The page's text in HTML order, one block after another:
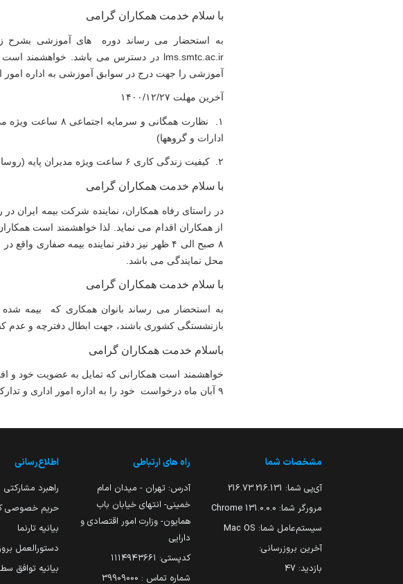
با سلام خدمت همکاران گرامی
به استحضار می رساند دوره های آموزشی بشرح
lms.smtc.ac.ir در دسترس می باشد. خواهشمند است
آموزشی را جهت درج در سوابق آموزشی به اداره امور
آخرین مهلت ۱۴۰۰/۱۲/۲۷
۱. نظارت همگانی و سرمایه اجتماعی ۸ ساعت ویژه
ادارات و گروهها)
۲. کیفیت زندگی کاری ۶ ساعت ویژه مدیران پایه
با سلام خدمت همکاران گرامی
در راستای رفاه همکاران، نماینده شرکت بیمه ایران
از همکاران اقدام می نماید. لذا خواهشمند است
۸ صبح الی ۴ظهر نیز دفتر نماینده بیمه صفاری واقع
محل نمایندگی می باشد.
با سلام خدمت همکاران گرامی
به استحضار می رساند بانوان همکاری که بیمه
بازنشستگی کشوری باشند، جهت ابطال دفترچه و عدم
باسلام خدمت همکاران گرامی
خواهشمند است همکارانی که تمایل به عضویت خود و
۹ آبان ماه درخواست خود را به اداره امور اداری و
مشخصات شما
آی‌پی شما: 216.73.216.131
مرورگر شما: 131.0.0.0 Chrome
سیستم‌عامل شما: Mac OS
آخرین بروزرسانی:
بازدید: 47
راه های ارتباطی
آدرس: تهران - میدان امام
خمینی- انتهای خیابان باب
همایون- وزارت امور اقتصادی و
دارایی
کدپستی: ۱۱۱۴۹۴۳۶۶۱
شماره تماس : 39909000
اطلاع‌رسانی
راهبرد مشارکتی
حریم خصوصی
بیانیه تارنما
دستورالعمل
بیانیه توافق